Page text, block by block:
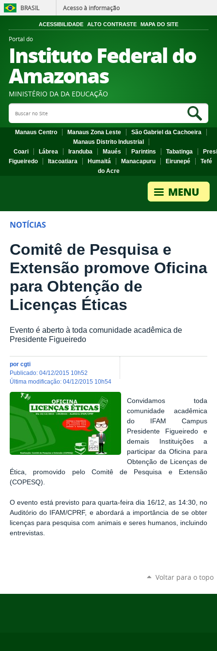
BRASIL Acesso à informação
ACESSIBILIDADE ALTO CONTRASTE MAPA DO SITE
Portal do
Instituto Federal do
Amazonas
MINISTÉRIO DA DA EDUCAÇÃO
Search Site
Manaus Centro Manaus Zona Leste
São Gabriel da Cachoeira
Manaus Distrito Industrial
Coari
Lábrea Iranduba Maués Parintins Tabatinga
Figueiredo
Itacoatiara Humaitá Manacapuru Eirunepé
Tefé
do Acre
NOTÍCIAS
Comitê de Pesquisa e
Extensão promove Oficina
para Obtenção de
Licenças Éticas
Evento é aberto à toda comunidade acadêmica de
Presidente Figueiredo
por cgti
publicado: 04/12/2015 10h52
última modificação: 04/12/2015 10h54
Convidamos toda
comunidade acadêmica
do IFAM Campus
Presidente Figueiredo e
demais Instituições a
participar da Oficina para
Obtenção de Licenças de
Ética, promovido pelo Comitê de Pesquisa e Extensão
(COPESQ).
O evento está previsto para quarta-feira dia 16/12, as 14:30, no
Auditório do IFAM/CPRF, e abordará a importância de se obter
licenças para pesquisa com animais e seres humanos, incluindo
entrevistas.
Voltar para o topo